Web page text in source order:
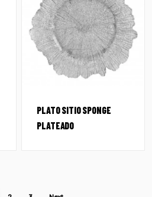
PLATO SITIO SPONGE
PLATEADO